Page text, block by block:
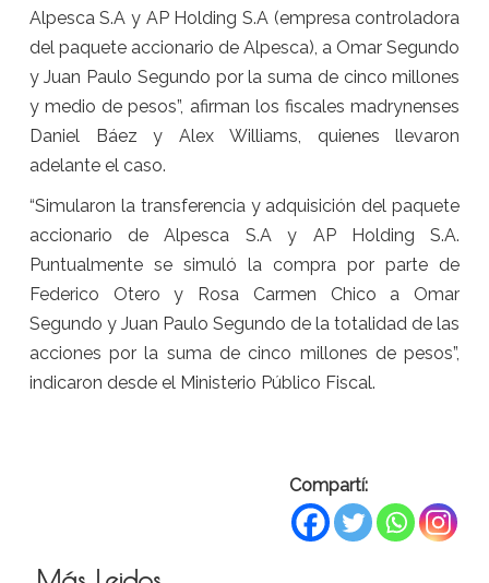
Alpesca S.A y AP Holding S.A (empresa controladora
del paquete accionario de Alpesca), a Omar Segundo
y Juan Paulo Segundo por la suma de cinco millones
y medio de pesos”, afirman los fiscales madrynenses
Daniel Báez y Alex Williams, quienes llevaron
adelante el caso.
“Simularon la transferencia y adquisición del paquete
accionario de Alpesca S.A y AP Holding S.A.
Puntualmente se simuló la compra por parte de
Federico Otero y Rosa Carmen Chico a Omar
Segundo y Juan Paulo Segundo de la totalidad de las
acciones por la suma de cinco millones de pesos”,
indicaron desde el Ministerio Público Fiscal.
Compartí: